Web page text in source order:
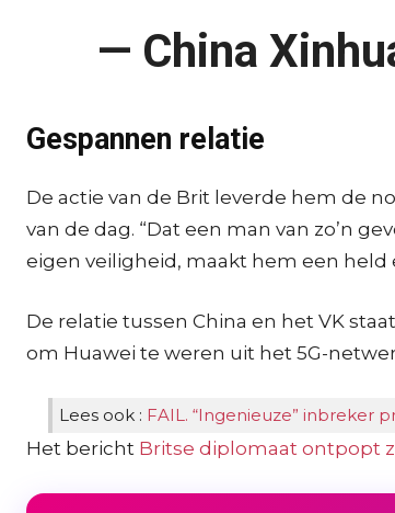
— China
Gespannen relatie
De actie van de Brit leverde hem de
van de dag. “Dat een man van zo’n
eigen veiligheid, maakt hem een
De relatie tussen China en het VK
om Huawei te weren uit het 5G-
Lees ook : FAIL. “Ingenieuze” inbreker
Het bericht Britse diplomaat ontpopt